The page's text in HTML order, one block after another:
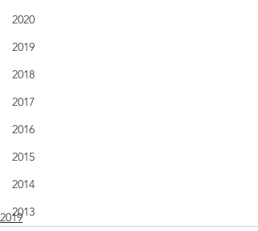
2020
2019
2018
2017
2016
2015
2014
2013
2019